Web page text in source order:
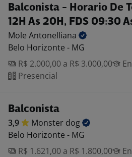
Balconista - Horario De
12H As 20H, FDS 09:30
Mole Antonelliana
Belo Horizonte - MG
R$ 2.000,00 a R$ 3.000,00
Presencial
Balconista
3,9 Monster dog
Belo Horizonte - MG
R$ 1.621,00 a R$ 1.800,00